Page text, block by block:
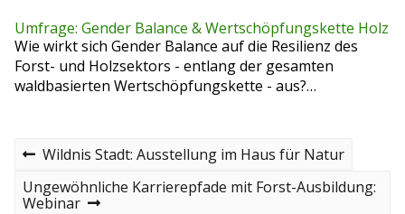
Umfrage: Gender Balance & Wertschöpfungskette Holz
Wie wirkt sich Gender Balance auf die Resilienz des
Forst- und Holzsektors - entlang der gesamten
waldbasierten Wertschöpfungskette - aus?…
B
e
P
e
v
Wildnis Stadt: Ausstellung im Haus für Natur
N
e
Ungewöhnliche Karrierepfade mit Forst-Ausbildung:
Webinar